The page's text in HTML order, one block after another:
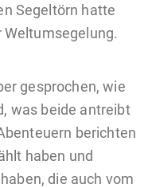
Segeltörn hatte
Weltumsegelung.
gesprochen, wie
was beide antreibt
berichten
haben und
die auch vom